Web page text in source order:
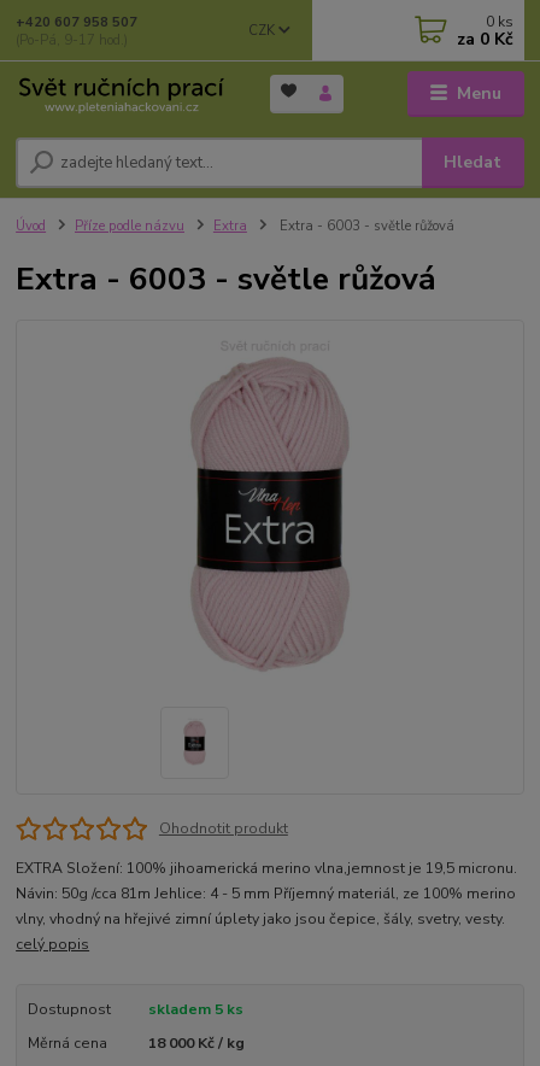
Menu
CZK
Hledat
+420 607 958 507
(Po-Pá, 9-17 hod.)
0 ks
za 0 Kč
Úvod Příze podle názvu Extra Extra - 6003 - světle růžová
Extra - 6003 - světle růžová
Ohodnotit produkt
EXTRA Složení: 100% jihoamerická merino vlna,jemnost je 19,5 micronu.
Návin: 50g /cca 81m Jehlice: 4 - 5 mm Příjemný materiál, ze 100% merino
vlny, vhodný na hřejivé zimní úplety jako jsou čepice, šály, svetry, vesty.
celý popis
Dostupnost
skladem 5 ks
Měrná cena
18 000 Kč / kg